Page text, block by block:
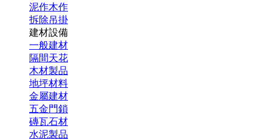
泥作木作
拆除吊掛
建材設備
一般建材
隔間天花
木材製品
地坪材料
金屬建材
五金門鎖
磚瓦石材
水泥製品